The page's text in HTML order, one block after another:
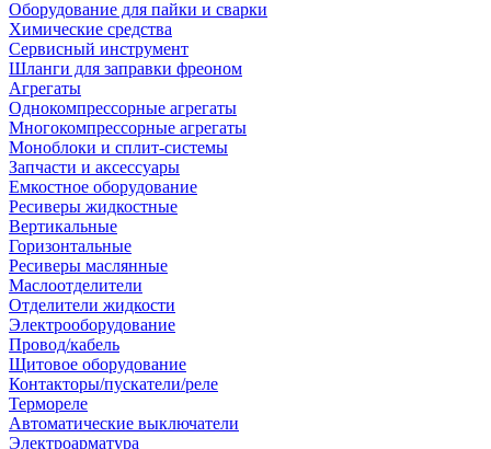
Оборудование для пайки и сварки
Химические средства
Сервисный инструмент
Шланги для заправки фреоном
Агрегаты
Однокомпрессорные агрегаты
Многокомпрессорные агрегаты
Моноблоки и сплит-системы
Запчасти и аксессуары
Емкостное оборудование
Ресиверы жидкостные
Вертикальные
Горизонтальные
Ресиверы маслянные
Маслоотделители
Отделители жидкости
Электрооборудование
Провод/кабель
Щитовое оборудование
Контакторы/пускатели/реле
Термореле
Автоматические выключатели
Электроарматура